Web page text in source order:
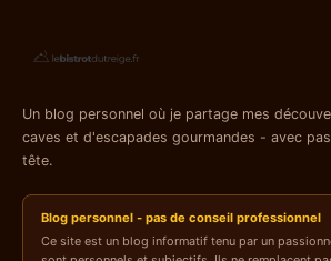
Un blog personnel où je partage mes
caves et d'escapades gourmandes - avec
tête.
Blog personnel - pas de conseil professionnel
Ce site est un blog informatif tenu par un